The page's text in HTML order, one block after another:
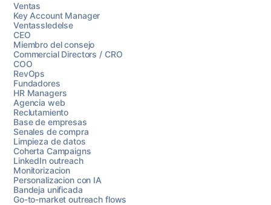
Ventas
Key Account Manager
Ventassledelse
CEO
Miembro del consejo
Commercial Directors / CRO
COO
RevOps
Fundadores
HR Managers
Agencia web
Reclutamiento
Base de empresas
Senales de compra
Limpieza de datos
Coherta Campaigns
LinkedIn outreach
Monitorizacion
Personalizacion con IA
Bandeja unificada
Go-to-market outreach flows